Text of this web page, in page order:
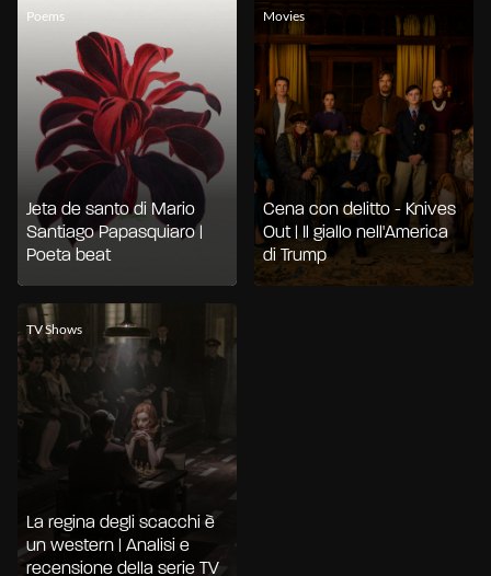
Poems
Jeta de santo di Mario
Santiago Papasquiaro |
Poeta beat
Movies
Cena con delitto - Knives
Out | Il giallo nell'America
di Trump
TV Shows
La regina degli scacchi è
un western | Analisi e
recensione della serie TV